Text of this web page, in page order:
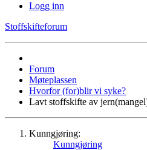
Logg inn
Stoffskifteforum
Forum
Møteplassen
Hvorfor (for)blir vi syke?
Lavt stoffskifte av
Kunngjøring:
Kunngjøring